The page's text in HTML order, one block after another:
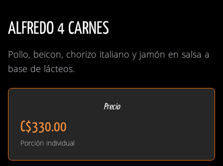
ALFREDO 4 CARNES
Pollo, beicon, chorizo italiano y jamón en salsa a
base de lácteos.
Precio
C$330.00
Porción individual